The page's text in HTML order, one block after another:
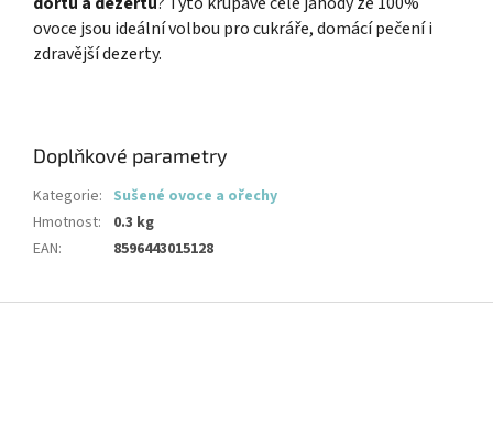
ovoce jsou ideální volbou pro cukráře, domácí pečení i
zdravější dezerty.
Doplňkové parametry
Kategorie: Sušené ovoce a ořechy
Hmotnost:
0.3 kg
EAN: 8596443015128